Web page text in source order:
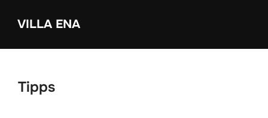
InhaltVILLA ENA
Tipps